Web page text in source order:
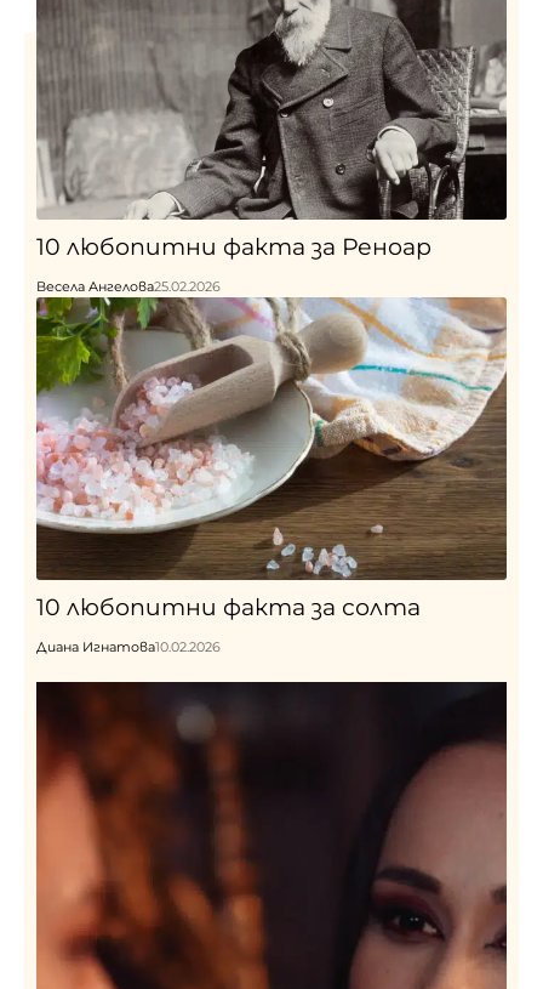
10 любопитни факта за Реноар
Весела Ангелова25.02.2026
10 любопитни факта за солта
Диана Игнатова10.02.2026